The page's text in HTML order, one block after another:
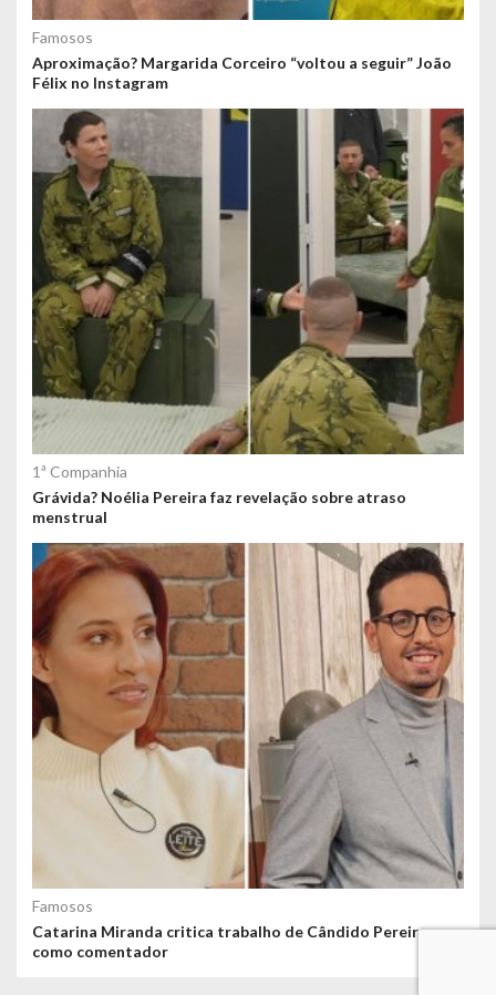
Famosos
Aproximação? Margarida Corceiro “voltou a seguir” João
Félix no Instagram
1ª Companhia
Grávida? Noélia Pereira faz revelação sobre atraso
menstrual
Famosos
Catarina Miranda critica trabalho de Cândido Pereira
como comentador